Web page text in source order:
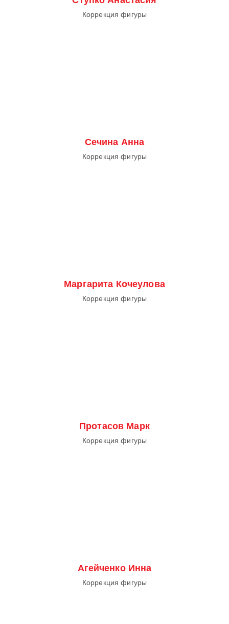
Коррекция фигуры
Сечина Анна
Коррекция фигуры
Маргарита Кочеулова
Коррекция фигуры
Протасов Марк
Коррекция фигуры
Агейченко Инна
Коррекция фигуры